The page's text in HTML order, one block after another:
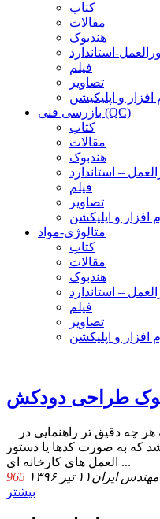
کتاب
مقالات
هندبوک
استاندارد
فیلم
تصاویر
افزار و اپلیکیشن
بازرسی فنی (QC)
کتاب
مقالات
هندبوک
– استاندارد
فیلم
تصاویر
افزار و اپلیکشن
متالوژی-مواد
کتاب
مقالات
هندبوک
– استاندارد
فیلم
تصاویر
افزار و اپلیکشن
طراحی دودکش
که به صورت کدها یا دستور
العمل های کارخانه ای ...
مهندس ایران۱۱ تیر ۱۳۹۶
بیشتر